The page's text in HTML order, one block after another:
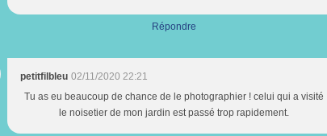
Répondre
petitfilbleu 02/11/2020 22:21
Tu as eu beaucoup de chance de le photographier ! celui qui a visité
le noisetier de mon jardin est passé trop rapidement.